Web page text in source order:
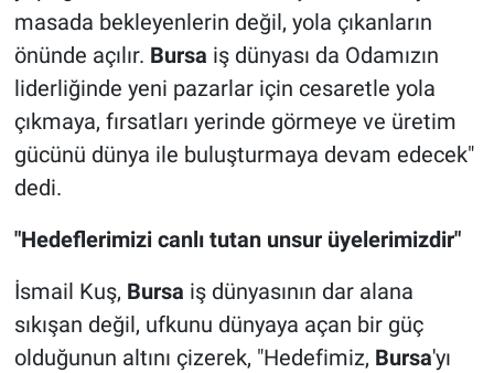
masada bekleyenlerin değil, yola çıkanların
önünde açılır. Bursa iş dünyası da Odamızın
liderliğinde yeni pazarlar için cesaretle yola
çıkmaya, fırsatları yerinde görmeye ve üretim
gücünü dünya ile buluşturmaya devam edecek"
dedi.
"Hedeflerimizi canlı tutan unsur üyelerimizdir"
İsmail Kuş, Bursa iş dünyasının dar alana
sıkışan değil, ufkunu dünyaya açan bir güç
olduğunun altını çizerek, "Hedefimiz, Bursa'yı